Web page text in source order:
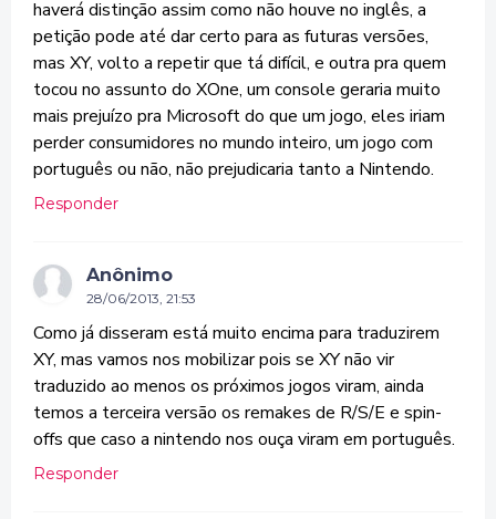
haverá distinção assim como não houve no inglês, a
petição pode até dar certo para as futuras versões,
mas XY, volto a repetir que tá difícil, e outra pra quem
tocou no assunto do XOne, um console geraria muito
mais prejuízo pra Microsoft do que um jogo, eles iriam
perder consumidores no mundo inteiro, um jogo com
português ou não, não prejudicaria tanto a Nintendo.
Responder
Anônimo
28/06/2013, 21:53
Como já disseram está muito encima para traduzirem
XY, mas vamos nos mobilizar pois se XY não vir
traduzido ao menos os próximos jogos viram, ainda
temos a terceira versão os remakes de R/S/E e spin-
offs que caso a nintendo nos ouça viram em português.
Responder